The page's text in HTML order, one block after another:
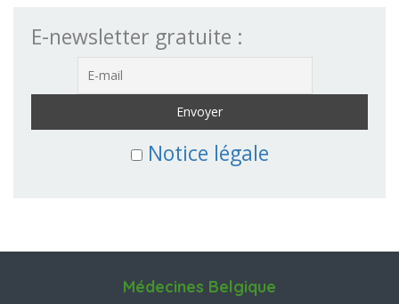
E-newsletter gratuite :
Notice légale
Médecines Belgique